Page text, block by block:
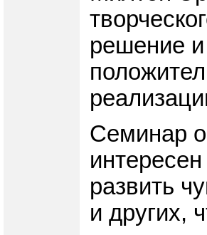
решение и
Семинар
развить
и других,